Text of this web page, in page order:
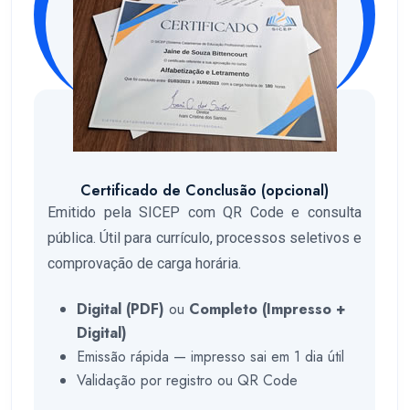
Certificado de Conclusão (opcional)
Emitido pela SICEP com QR Code e consulta
pública. Útil para currículo, processos seletivos e
comprovação de carga horária.
Digital (PDF) ou Completo (Impresso +
Digital)
Emissão rápida — impresso sai em 1 dia útil
Validação por registro ou QR Code